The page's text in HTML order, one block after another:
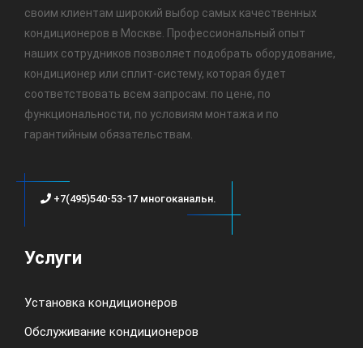
своим клиентам широкий выбор самых качественных
кондиционеров в Москве. Профессиональный опыт
наших сотрудников позволяет подобрать оборудование,
кондиционер или сплит-систему, которая будет
соответствовать всем запросам: по цене, по
функциональности, по условиям монтажа и по
гарантийным обязательствам.
+7(495)540-53-17 многоканальн.
Услуги
Установка кондиционеров
Обслуживание кондиционеров